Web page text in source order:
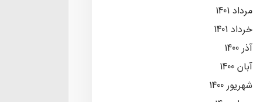
مرداد 1401
خرداد 1401
آذر 1400
آبان 1400
شهریور 1400